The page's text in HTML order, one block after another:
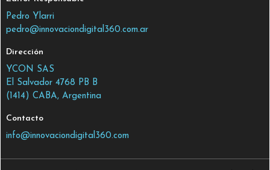
Pedro Ylarri
pedro@innovaciondigital360.com.ar
Dirección
YCON SAS
El Salvador 4768 PB B
(1414) CABA, Argentina
Contacto
info@innovaciondigital360.com